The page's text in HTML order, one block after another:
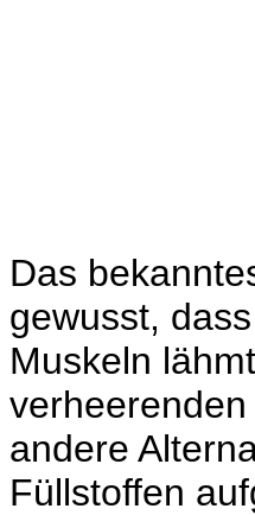
Das
gewusst,
Muskeln
andere
Füllstoffen